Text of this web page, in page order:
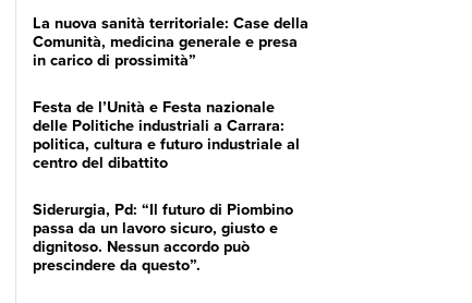
La nuova sanità territoriale: Case della
Comunità, medicina generale e presa
in carico di prossimità”
Festa de l’Unità e Festa nazionale
delle Politiche industriali a Carrara:
politica, cultura e futuro industriale al
centro del dibattito
Siderurgia, Pd: “Il futuro di Piombino
passa da un lavoro sicuro, giusto e
dignitoso. Nessun accordo può
prescindere da questo”.